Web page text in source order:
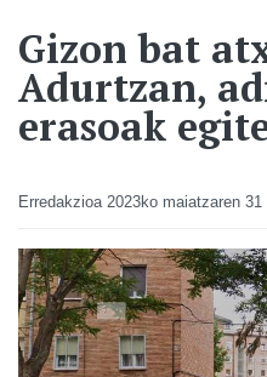
Gizon bat
Adurtzan,
erasoak
Erredakzioa 2023ko maiatzaren 31